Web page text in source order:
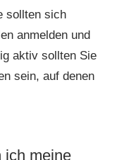
sollten sich
anmelden und
aktiv sollten Sie
sein, auf denen
ich meine